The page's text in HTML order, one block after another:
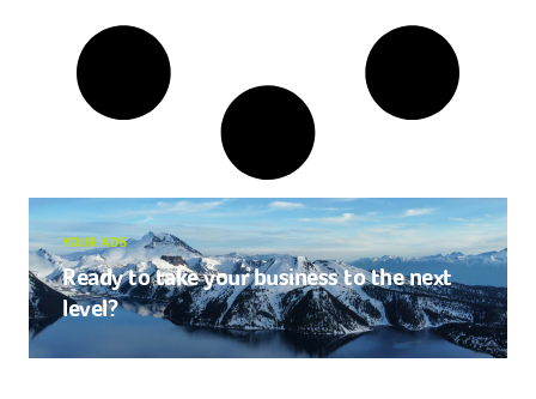
YOUR ADS
Ready to take your business to the next
level?